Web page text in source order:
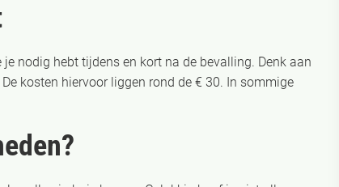
nodig hebt tijdens en kort na de bevalling. Denk aan
kosten hiervoor liggen rond de € 30. In sommige